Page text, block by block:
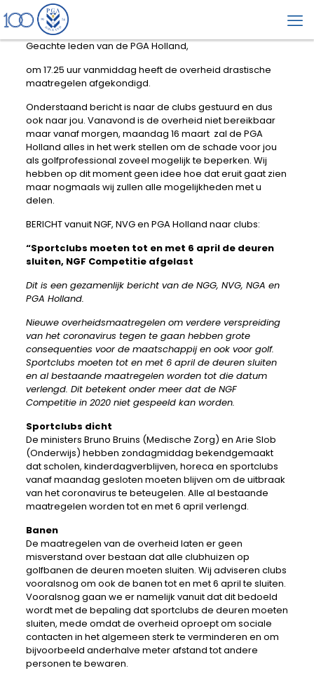
Geachte leden van de PGA Holland,
om 17.25 uur vanmiddag heeft de overheid drastische
maatregelen afgekondigd.
Onderstaand bericht is naar de clubs gestuurd en dus
ook naar jou. Vanavond is de overheid niet bereikbaar
maar vanaf morgen, maandag 16 maart zal de PGA
Holland alles in het werk stellen om de schade voor jou
als golfprofessional zoveel mogelijk te beperken. Wij
hebben op dit moment geen idee hoe dat eruit gaat zien
maar nogmaals wij zullen alle mogelijkheden met u
delen.
BERICHT vanuit NGF, NVG en PGA Holland naar clubs:
“Sportclubs moeten tot en met 6 april de deuren
sluiten, NGF Competitie afgelast
Dit is een gezamenlijk bericht van de NGG, NVG, NGA en
PGA Holland.
Nieuwe overheidsmaatregelen om verdere verspreiding
van het coronavirus tegen te gaan hebben grote
consequenties voor de maatschappij en ook voor golf.
Sportclubs moeten tot en met 6 april de deuren sluiten
en al bestaande maatregelen worden tot die datum
verlengd. Dit betekent onder meer dat de NGF
Competitie in 2020 niet gespeeld kan worden.
Sportclubs dicht
De ministers Bruno Bruins (Medische Zorg) en Arie Slob
(Onderwijs) hebben zondagmiddag bekendgemaakt
dat scholen, kinderdagverblijven, horeca en sportclubs
vanaf maandag gesloten moeten blijven om de uitbraak
van het coronavirus te beteugelen. Alle al bestaande
maatregelen worden tot en met 6 april verlengd.
Banen
De maatregelen van de overheid laten er geen
misverstand over bestaan dat alle clubhuizen op
golfbanen de deuren moeten sluiten. Wij adviseren clubs
vooralsnog om ook de banen tot en met 6 april te sluiten.
Vooralsnog gaan we er namelijk vanuit dat dit bedoeld
wordt met de bepaling dat sportclubs de deuren moeten
sluiten, mede omdat de overheid oproept om sociale
contacten in het algemeen sterk te verminderen en om
bijvoorbeeld anderhalve meter afstand tot andere
personen te bewaren.